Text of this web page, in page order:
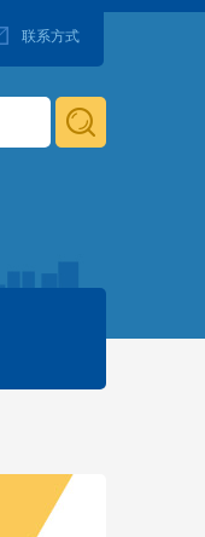
联系方式